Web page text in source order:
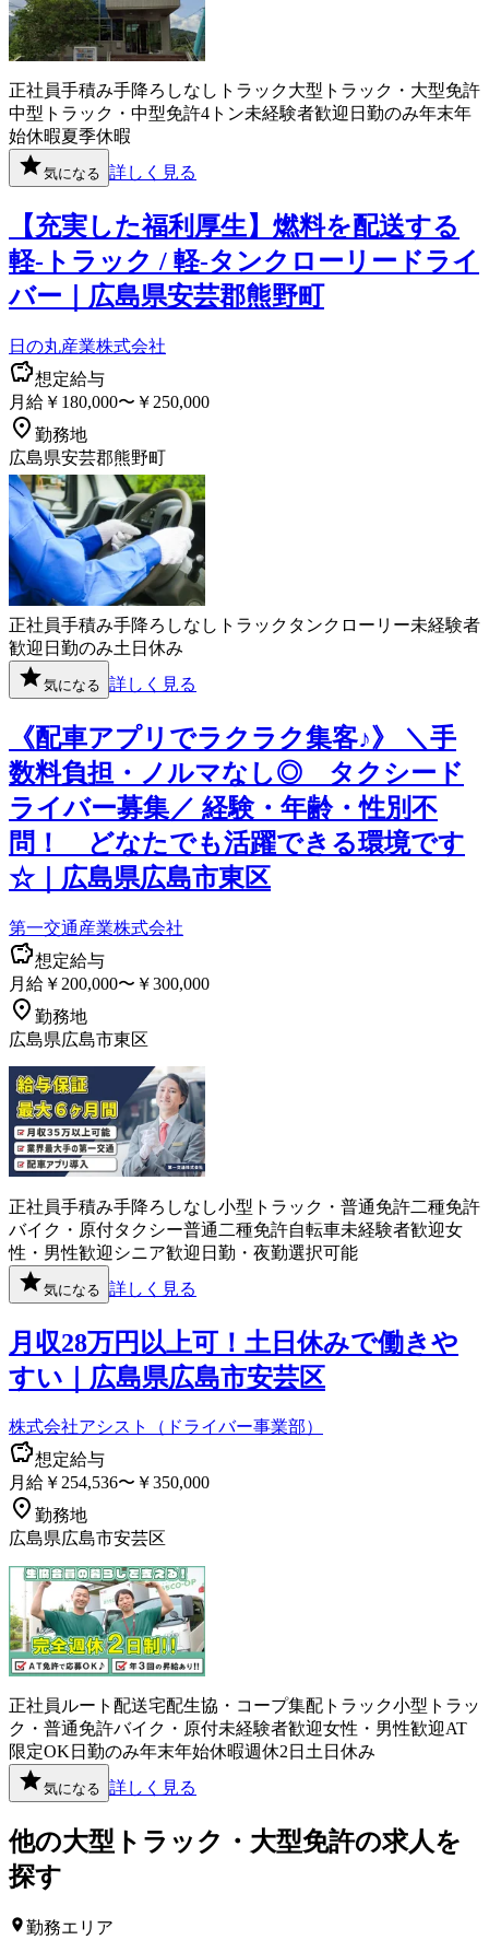
正社員手積み手降ろしなし トラック大型トラック・大型免許
中型トラック・中型免許4トン未経験者歓迎 日勤のみ年末年
始休暇夏季休暇
気になる 詳しく見る
【充実した福利厚生】燃料を配送する
軽-トラック / 軽-タンクローリードライ
バー｜広島県安芸郡熊野町
日の丸産業株式会社
想定給与
月給￥180,000〜￥250,000
勤務地
広島県安芸郡熊野町
正社員手積み手降ろしなし トラック タンクローリー未経験者
歓迎 日勤のみ土日休み
気になる 詳しく見る
《配車アプリでラクラク集客♪》 ＼手
数料負担・ノルマなし◎ タクシード
ライバー募集／ 経験・年齢・性別不
問！ どなたでも活躍できる環境です
☆｜広島県広島市東区
第一交通産業株式会社
想定給与
月給￥200,000〜￥300,000
勤務地
広島県広島市東区
正社員手積み手降ろしなし小型トラック・普通免許二種免許
バイク・原付タクシー普通二種免許自転車未経験者歓迎女
性・男性歓迎 シニア歓迎 日勤・夜勤選択可能
気になる 詳しく見る
月収28万円以上可！土日休みで働きや
すい｜広島県広島市安芸区
株式会社アシスト（ドライバー事業部）
想定給与
月給￥254,536〜￥350,000
勤務地
広島県広島市安芸区
正社員ルート配送宅配生協・コープ集配 トラック小型トラッ
ク・普通免許バイク・原付未経験者歓迎女性・男性歓迎AT
限定OK日勤のみ年末年始休暇週休2日 土日休み
気になる 詳しく見る
他の大型トラック・大型免許の求人を
探す
勤務エリア